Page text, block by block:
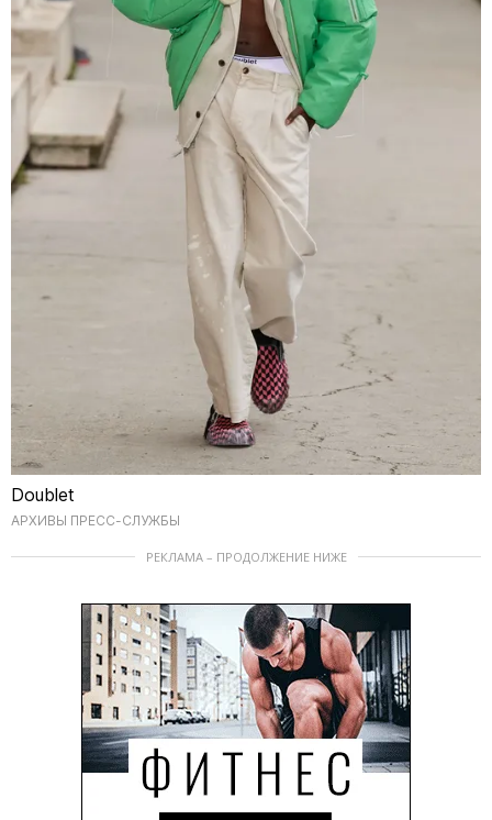
Doublet
АРХИВЫ ПРЕСС-СЛУЖБЫ
РЕКЛАМА – ПРОДОЛЖЕНИЕ НИЖЕ